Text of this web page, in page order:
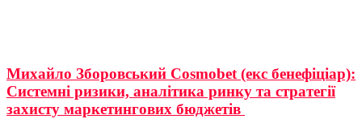
Михайло Зборовський Cosmobet (екс бенефіціар):
Системні ризики, аналітика ринку та стратегії
захисту маркетингових бюджетів